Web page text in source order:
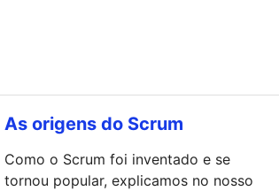
As origens do Scrum
Como o Scrum foi inventado e se
tornou popular, explicamos no nosso